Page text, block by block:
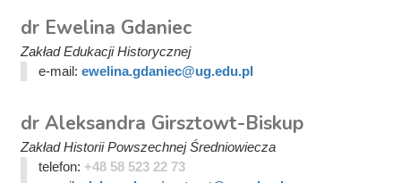
dr Ewelina Gdaniec
Zakład Edukacji Historycznej
e-mail: ewelina.gdaniec@ug.edu.pl
dr Aleksandra Girsztowt-Biskup
Zakład Historii Powszechnej Średniowiecza
telefon: +48 58 523 22 73